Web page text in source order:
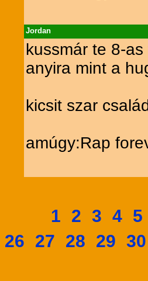
Jordan
kussmár te 8-
anyira mint a
kicsit szar
amúgy:Rap
1 2 3 4 5
26 27 28 29 30